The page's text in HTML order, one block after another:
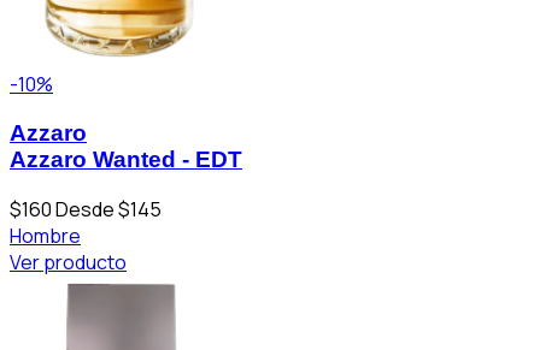
-10%
Azzaro
Azzaro Wanted - EDT
$160Desde $145
Hombre
Ver producto